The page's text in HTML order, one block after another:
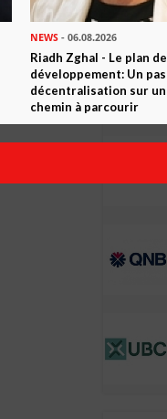
NEWS- 06.08.2026
Riadh Zghal - Le plan de
développement: Un
décentralisation sur
chemin à parcourir